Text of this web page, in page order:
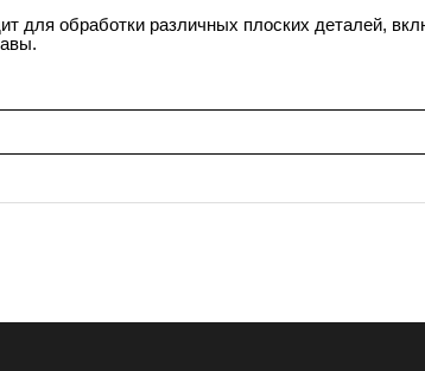
для обработки различных плоских деталей,